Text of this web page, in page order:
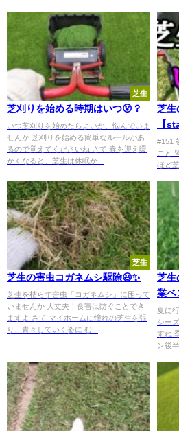
芝生
芝刈りを始める時期はいつ😮？
いつ芝刈りを始めたらよいか、悩んでいま
せんか 芝刈りを始める簡単なルールがあ
るので覚えてくださいね さて 春を迎え暖
かくなると、芝生は休眠か...
芝生
【
#151
こと
ほど
芝生
芝生の害虫コガネムシ駆除😃✨
芝生を枯らす害虫「コガネムシ」に困って
いませんか 大丈夫！食害は防ぐことでき
ますよ さて マイホームに憧れの芝生を張
り、青々していく姿に む...
芝生
業ベ
夏に
シー
すね
ン後